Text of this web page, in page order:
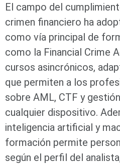
El campo del
crimen financiero ha
como vía principal de
como la Financial Crime
cursos asincrónicos,
que permiten a los
sobre AML, CTF y
cualquier dispositivo.
inteligencia artificial y
formación permite
según el perfil del